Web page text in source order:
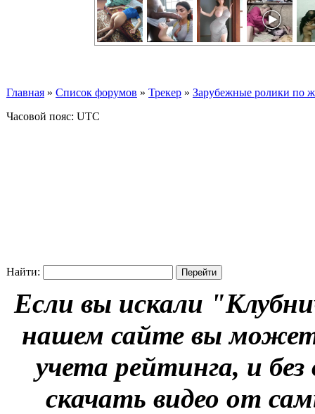
Главная » Список форумов » Трекер » Зарубежные ролики по
Часовой пояс: UTC
Найти:
Если вы искали
нашем сайте вы
учета рейтинга, и
скачать видео от